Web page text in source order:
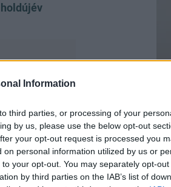
Information
third parties, or processing of your
by us, please use the below opt-out
your opt-out request is processed you
personal information utilized by us or
your opt-out. You may separately opt-
by third parties on the IAB’s list of
holdújév
de
a partneredre.
fontos